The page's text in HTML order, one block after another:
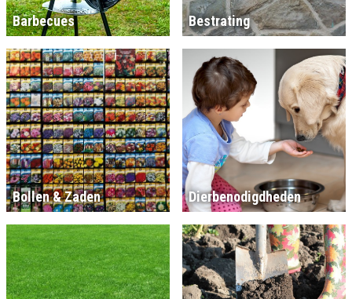
Barbecues Bestrating
Bollen & Zaden Dierbenodigdheden